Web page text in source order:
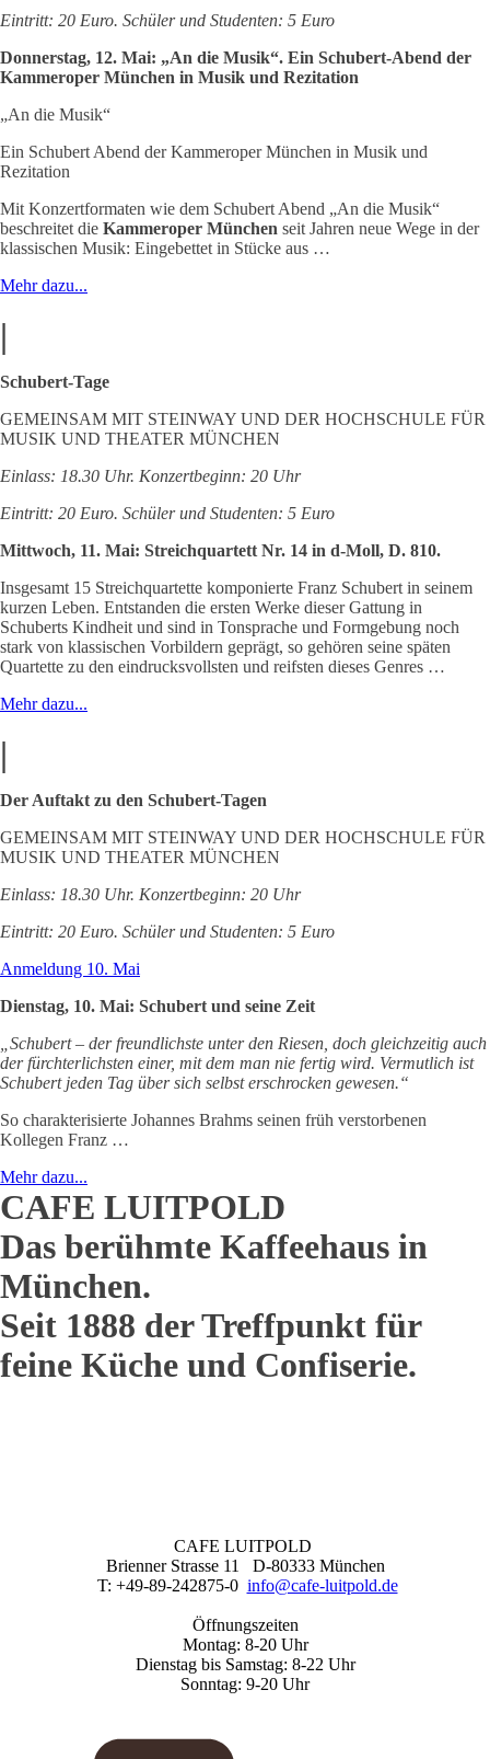
Eintritt: 20 Euro. Schüler und Studenten: 5 Euro
Donnerstag, 12. Mai: „An die Musik“. Ein Schubert-Abend der
Kammeroper München in Musik und Rezitation
„An die Musik“
Ein Schubert Abend der Kammeroper München in Musik und
Rezitation
Mit Konzertformaten wie dem Schubert Abend „An die Musik“
beschreitet die Kammeroper München seit Jahren neue Wege in der
klassischen Musik: Eingebettet in Stücke aus …
Mehr dazu...
|
Schubert-Tage
GEMEINSAM MIT STEINWAY UND DER HOCHSCHULE FÜR
MUSIK UND THEATER MÜNCHEN
Einlass: 18.30 Uhr. Konzertbeginn: 20 Uhr
Eintritt: 20 Euro. Schüler und Studenten: 5 Euro
Mittwoch, 11. Mai: Streichquartett Nr. 14 in d-Moll, D. 810.
Insgesamt 15 Streichquartette komponierte Franz Schubert in seinem
kurzen Leben. Entstanden die ersten Werke dieser Gattung in
Schuberts Kindheit und sind in Tonsprache und Formgebung noch
stark von klassischen Vorbildern geprägt, so gehören seine späten
Quartette zu den eindrucksvollsten und reifsten dieses Genres …
Mehr dazu...
|
Der Auftakt zu den Schubert-Tagen
GEMEINSAM MIT STEINWAY UND DER HOCHSCHULE FÜR
MUSIK UND THEATER MÜNCHEN
Einlass: 18.30 Uhr. Konzertbeginn: 20 Uhr
Eintritt: 20 Euro. Schüler und Studenten: 5 Euro
Anmeldung 10. Mai
Dienstag, 10. Mai: Schubert und seine Zeit
„Schubert – der freundlichste unter den Riesen, doch gleichzeitig auch
der fürchterlichsten einer, mit dem man nie fertig wird. Vermutlich ist
Schubert jeden Tag über sich selbst erschrocken gewesen.“
So charakterisierte Johannes Brahms seinen früh verstorbenen
Kollegen Franz …
Mehr dazu...
CAFE LUITPOLD
Das berühmte Kaffeehaus in
München.
Seit 1888 der Treffpunkt für
feine Küche und Confiserie.
CAFE LUITPOLD
Brienner Strasse 11 D-80333 München
T: +49-89-242875-0 info@cafe-luitpold.de
Öffnungszeiten
Montag: 8-20 Uhr
Dienstag bis Samstag: 8-22 Uhr
Sonntag: 9-20 Uhr